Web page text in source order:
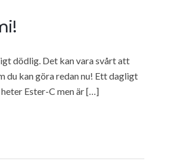
dödlig. Det kan vara svårt att
du kan göra redan nu! Ett dagligt
Ester-C men är […]